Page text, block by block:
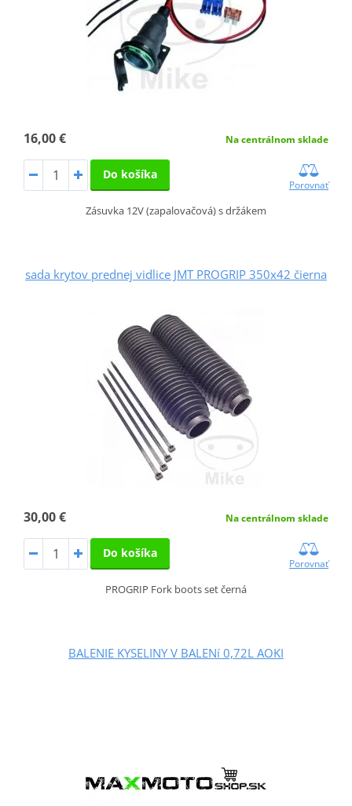
16,00 € Na centrálnom sklade
Do košíka
Porovnať
Zásuvka 12V (zapalovačová) s držákem
sada krytov prednej vidlice JMT PROGRIP 350x42 čierna
30,00 € Na centrálnom sklade
Do košíka
Porovnať
PROGRIP Fork boots set černá
BALENIE KYSELINY V BALENí 0,72L AOKI